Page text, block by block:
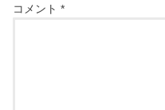
コメント*